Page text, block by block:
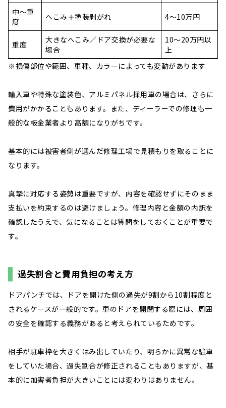
中〜重
度
へこみ＋塗装剥がれ 4〜10万円
重度
大きなへこみ／ドア交換が必要な
場合
10〜20万円以
上
※損傷部位や範囲、車種、カラーによっても変動があります
輸入車や特殊な塗装色、アルミパネル採用車の場合は、さらに
費用がかかることもあります。また、ディーラーでの修理も一
般的な板金業者より高額になりがちです。
基本的には被害者側が選んだ修理工場で見積もりを取ることに
なります。
真摯に対応する姿勢は重要ですが、内容を確認せずにそのまま
支払いを約束するのは避けましょう。修理内容と金額の内訳を
確認したうえで、気になることは質問をしておくことが重要で
す。
過失割合と費用負担の考え方
ドアパンチでは、ドアを開けた側の過失が9割から10割程度と
されるケースが一般的です。車のドアを開閉する際には、周囲
の安全を確認する義務があると考えられているためです。
相手が駐車枠を大きくはみ出していたり、明らかに異常な駐車
をしていた場合、過失割合が修正されることもありますが、基
本的に加害者負担が大きいことには変わりはありません。